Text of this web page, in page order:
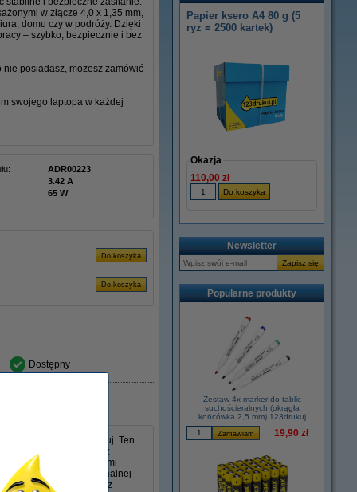
w złącze 4,0 x 1,35 mm,
domu czy w podróży. Dzięki
– szybko, bezpiecznie i bez
nie posiadasz, możesz zamówić
swojego laptopa w każdej
ADR00223
3.42 A
65 W
Dostępny
45 W w wersji 123drukuj. Ten
mm i jest kompatybilny z
sobie ze wszystkimi
jako zamiennik oryginalnej
niezawodność i wygodę z
Papier ksero A4 80 g (5
ryz = 2500 kartek)
Okazja
110,00 zł
Newsletter
Popularne produkty
Zestaw 4x marker do tablic
suchościeralnych (okrągła
końcówka 2,5 mm) 123drukuj
19,90 zł